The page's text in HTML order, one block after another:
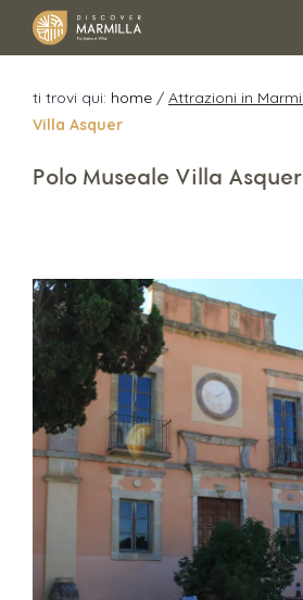
ti trovi qui: home /
Villa Asquer
Polo Museale Villa Asquer